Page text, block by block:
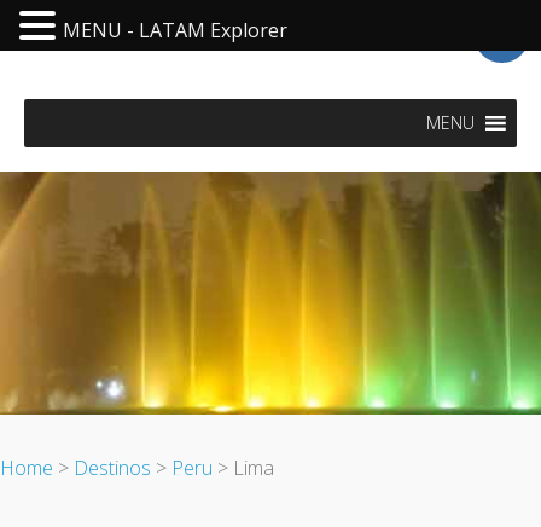
MENU
Home > Destinos > Peru > Lima
MENU - LATAM Explorer